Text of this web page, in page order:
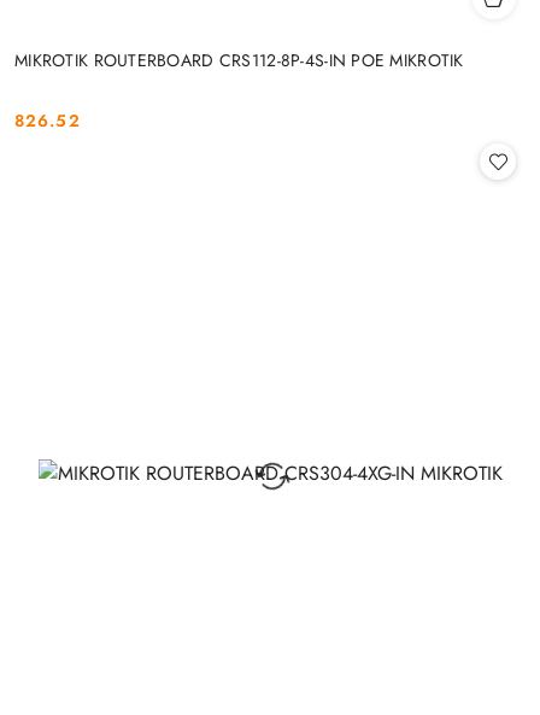
MIKROTIK ROUTERBOARD CRS112-8P-4S-IN POE MIKROTIK
Cena:
826.52